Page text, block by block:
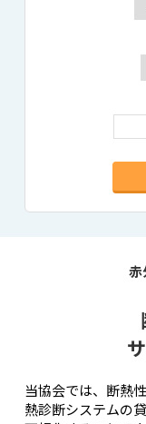
赤
当協会では、断熱
熱診断システムの